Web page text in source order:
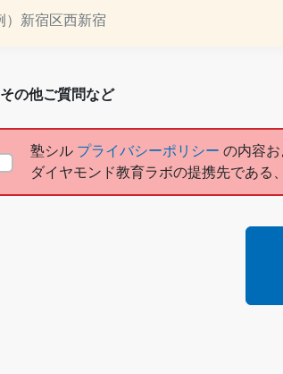
その他ご質問など
塾シル プライバシーポリシー の内容
ダイヤモンド教育ラボの提携先である、